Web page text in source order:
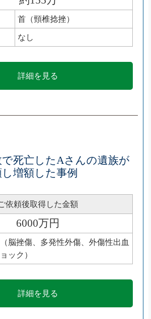
首（頸椎捻挫）
なし
詳細を見る
で死亡したAさんの遺族が
増額した事例
依頼後取得した金額
6000万円
脳挫傷、多発性外傷、外傷性出血
ック）
詳細を見る